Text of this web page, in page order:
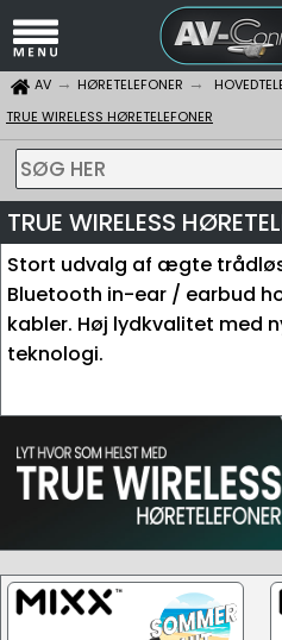
AV HØRETELEFONER
TRUE WIRELESS HØRETELEFONER
SØG HER
TRUE WIRELESS
Stort udvalg af ægte
Bluetooth in-ear / earbud
kabler. Høj lydkvalitet med
teknologi.